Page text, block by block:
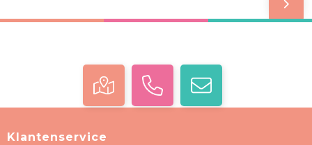
Klantenservice